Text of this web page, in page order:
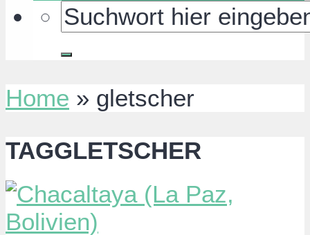
Home » gletscher
TAGGLETSCHER